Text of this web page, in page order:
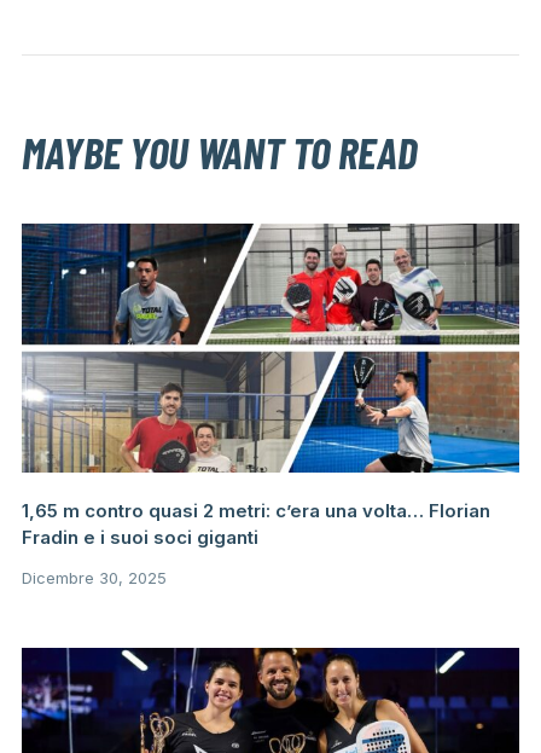
MAYBE YOU WANT TO READ
1,65 m contro quasi 2 metri: c’era una volta… Florian
Fradin e i suoi soci giganti
Dicembre 30, 2025